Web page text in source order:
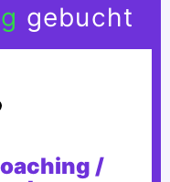
gebucht
/